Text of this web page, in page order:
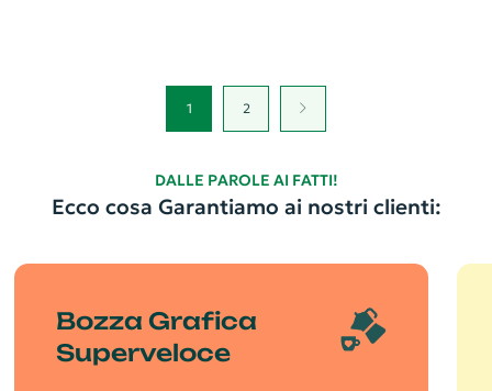
1 2
DALLE PAROLE AI FATTI!
Ecco cosa Garantiamo ai nostri clienti:
Bozza Grafica
Superveloce